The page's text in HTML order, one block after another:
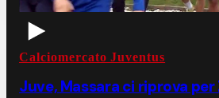
Calciomercato Juventus
Juve, Massara ci riprova per